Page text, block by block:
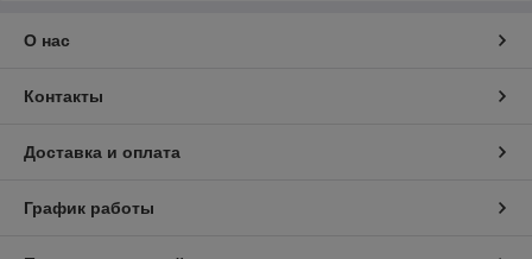
О нас
Контакты
Доставка и оплата
График работы